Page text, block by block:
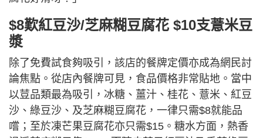
$8歎紅豆沙/芝麻糊豆腐花 $10支薏米豆
漿
除了免費試食夠吸引，該店的餐牌定價亦成為網民討
論焦點。從店內餐牌可見，食品價格非常貼地。當中
以荳品類最為吸引，冰糖、薑汁、桂花、薏米、紅豆
沙、綠豆沙、及芝麻糊豆腐花，一律只需$8就能品
嚐；至於凍芒果豆腐花亦只需$15。糖水方面，熱香